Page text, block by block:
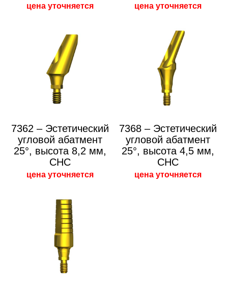
цена уточняется цена уточняется
7362 – Эстетический
угловой абатмент
25°, высота 8,2 мм,
CHC
цена уточняется
7368 – Эстетический
угловой абатмент
25°, высота 4,5 мм,
CHC
цена уточняется